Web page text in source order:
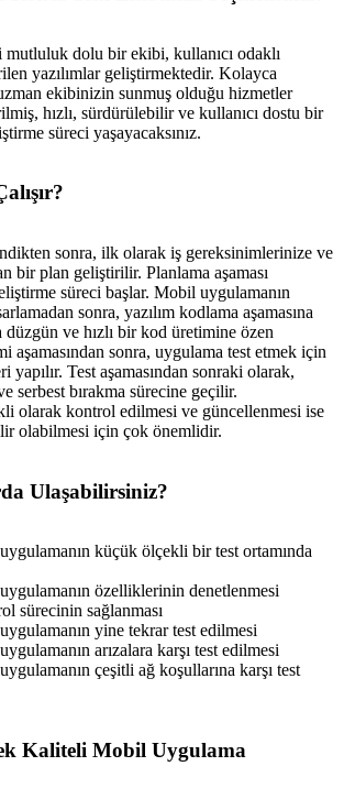
mutluluk dolu bir ekibi, kullanıcı odaklı
yazılımlar geliştirmektedir. Kolayca
ekibinizin sunmuş olduğu hizmetler
hızlı, sürdürülebilir ve kullanıcı dostu bir
süreci yaşayacaksınız.
sonra, ilk olarak iş gereksinimlerinize ve
bir plan geliştirilir. Planlama aşaması
süreci başlar. Mobil uygulamanın
sonra, yazılım kodlama aşamasına
ve hızlı bir kod üretimine özen
aşamasından sonra, uygulama test etmek için
yapılır. Test aşamasından sonraki olarak,
serbest bırakma sürecine geçilir.
olarak kontrol edilmesi ve güncellenmesi ise
olabilmesi için çok önemlidir.
Ulaşabilirsiniz?
küçük ölçekli bir test ortamında
özelliklerinin denetlenmesi
sürecinin sağlanması
yine tekrar test edilmesi
arızalara karşı test edilmesi
çeşitli ağ koşullarına karşı test
Kaliteli Mobil Uygulama